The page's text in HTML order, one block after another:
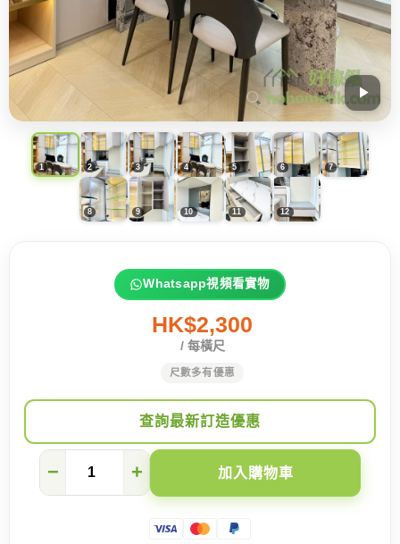
Whatsapp視頻看實物
HK$2,300
/ 每橫尺
尺數多有優惠
查詢最新訂造優惠
陳
− + 加入購物車